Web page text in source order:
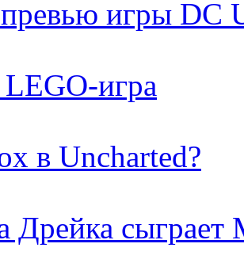
игры DC
игра
в Uncharted?
Дрейка сыграет